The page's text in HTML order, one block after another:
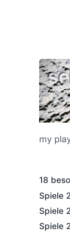
my
18
Spiele
Spiele
Spiele